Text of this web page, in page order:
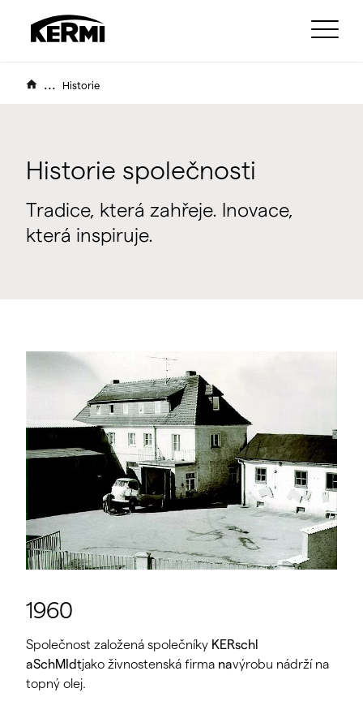
... Historie
Historie společnosti
Tradice, která zahřeje. Inovace,
která inspiruje.
1960
Společnost založená společníky KERschl
aSchMIdtjako živnostenská firma navýrobu nádrží na
topný olej.